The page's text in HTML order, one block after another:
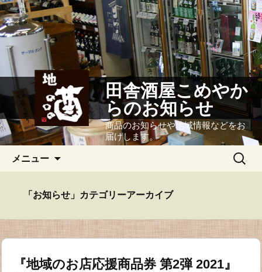
田舎酒屋こめやか
らのお知らせ
商品のお知らせや地域情報などをお
届けします。
メニュー
ツ
キ
プ
検
索:
「お知らせ」カテゴリーアーカイブ
『地域のお店応援商品券 第2弾 2021』